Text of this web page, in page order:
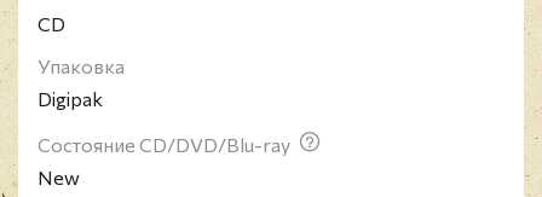
CD
Упаковка
Digipak
Состояние CD/DVD/Blu-ray
New